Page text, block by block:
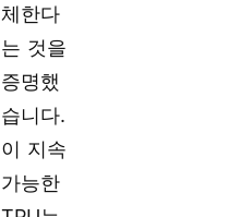
체한다
는 것을
증명했
습니다.
이 지속
가능한